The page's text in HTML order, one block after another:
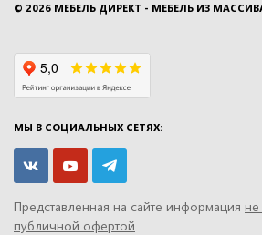
© 2026 МЕБЕЛЬ ДИРЕКТ - МЕБЕЛЬ ИЗ
МЫ В СОЦИАЛЬНЫХ СЕТЯХ:
Представленная на сайте информация не
публичной офертой